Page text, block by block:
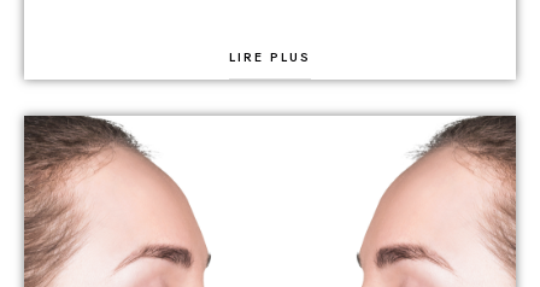
LIRE PLUS